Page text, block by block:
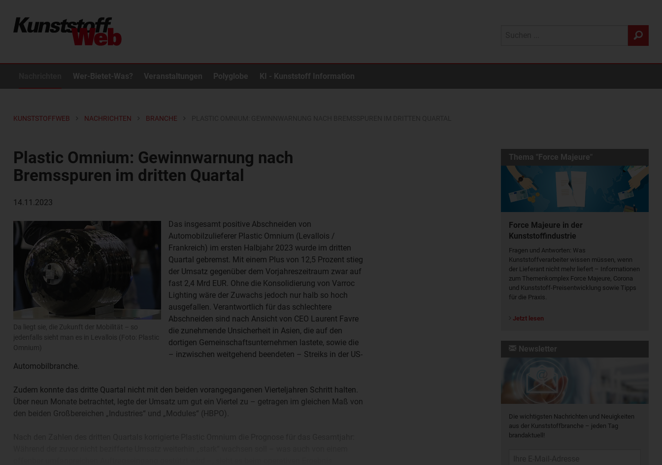
Wer-Bietet-Was? Veranstaltungen Polyglobe KI - Kunststoff Information
KUNSTSTOFFWEB NACHRICHTEN BRANCHE
Plastic Omnium: Gewinnwarnung nach
Bremsspuren im dritten Quartal
14.11.2023
Da liegt sie, die Zukunft der Mobilität – so
jedenfalls sieht man es in Levallois (Foto: Plastic
Omnium)
Das insgesamt positive Abschneiden von
Automobilzulieferer Plastic Omnium (Levallois /
Frankreich) im ersten Halbjahr 2023 wurde im dritten
Quartal gebremst. Mit einem Plus von 12,5 Prozent stieg
der Umsatz gegenüber dem Vorjahreszeitraum zwar auf
fast 2,4 Mrd EUR. Ohne die Konsolidierung von Varroc
Lighting wäre der Zuwachs jedoch nur halb so hoch
ausgefallen. Verantwortlich für das schlechtere
Abschneiden sind nach Ansicht von CEO Laurent Favre
die zunehmende Unsicherheit in Asien, die auf den
dortigen Gemeinschaftsunternehmen lastete, sowie die
– inzwischen weitgehend beendeten – Streiks in der US-
Automobilbranche.
Zudem konnte das dritte Quartal nicht mit den beiden vorangegangenen Vierteljahren Schritt halten.
Über neun Monate betrachtet, legte der Umsatz um gut ein Viertel zu – getragen im gleichen Maß von
den beiden Großbereichen „Industries“ und „Modules“ (HBPO).
Thema "Force Majeure"
Force Majeure in der
Kunststoffindustrie
Fragen und Antworten: Was
Kunst­stoff­verarbeiter wissen müssen, wenn
der Lieferant nicht mehr liefert – Informationen
zum Themenkomplex Force Majeure, Corona
und Kunststoff-Preisentwicklung sowie Tipps
für die Praxis.
Jetzt lesen
Newsletter
Die wichtigsten Nachrichten und Neuigkeiten
aus der Kunststoffbranche – jeden Tag
brandaktuell!